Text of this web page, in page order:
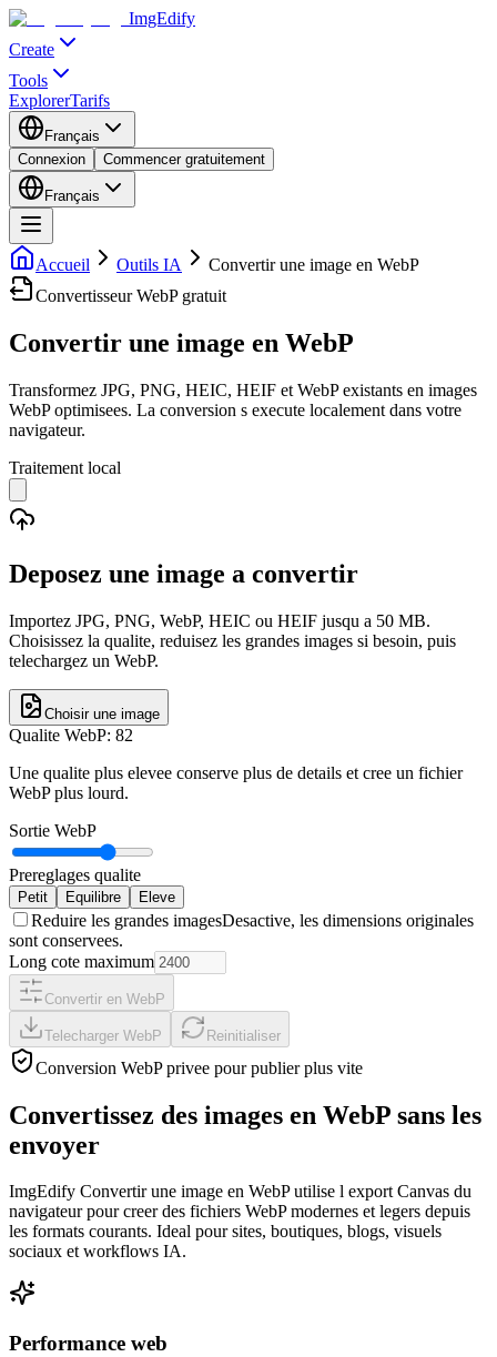
ImgEdify
Create
Tools
ExplorerTarifs
Français
Connexion
Commencer gratuitement
Français
Accueil Outils IA
Convertir une image en WebP
Convertisseur WebP gratuit
Convertir une image en WebP
Transformez JPG, PNG, HEIC, HEIF et WebP existants en images
WebP optimisees. La conversion s execute localement dans votre
navigateur.
Traitement local
Deposez une image a convertir
Importez JPG, PNG, WebP, HEIC ou HEIF jusqu a 50 MB.
Choisissez la qualite, reduisez les grandes images si besoin, puis
telechargez un WebP.
Choisir une image
Qualite WebP: 82
Une qualite plus elevee conserve plus de details et cree un fichier
WebP plus lourd.
Sortie WebP
Prereglages qualite
Petit Equilibre Eleve
Reduire les grandes imagesDesactive, les dimensions originales
sont conservees.
Long cote maximum
Convertir en WebP
Telecharger WebP Reinitialiser
Conversion WebP privee pour publier plus vite
Convertissez des images en WebP sans les
envoyer
ImgEdify Convertir une image en WebP utilise l export Canvas du
navigateur pour creer des fichiers WebP modernes et legers depuis
les formats courants. Ideal pour sites, boutiques, blogs, visuels
sociaux et workflows IA.
Performance web